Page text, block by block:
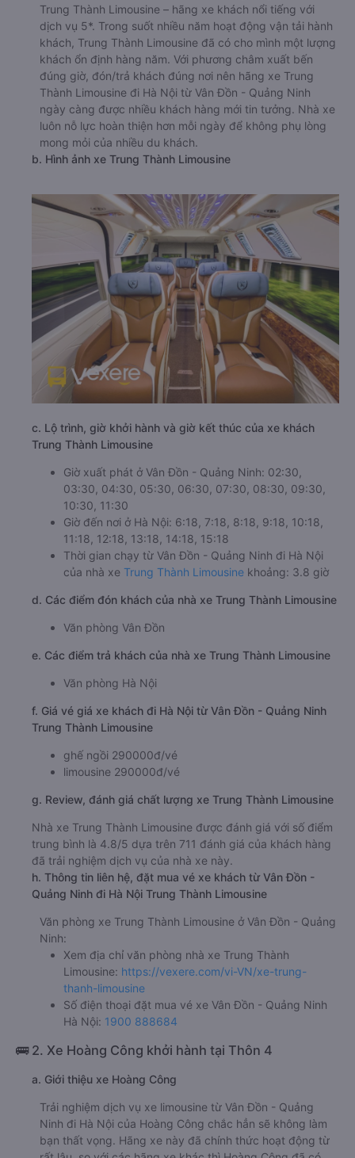
Trung Thành Limousine – hãng xe khách nổi tiếng với
dịch vụ 5*. Trong suốt nhiều năm hoạt động vận tải hành
khách, Trung Thành Limousine đã có cho mình một lượng
khách ổn định hàng năm. Với phương châm xuất bến
đúng giờ, đón/trả khách đúng nơi nên hãng xe Trung
Thành Limousine đi Hà Nội từ Vân Đồn - Quảng Ninh
ngày càng được nhiều khách hàng mới tin tưởng. Nhà xe
luôn nỗ lực hoàn thiện hơn mỗi ngày để không phụ lòng
mong mỏi của nhiều du khách.
b. Hình ảnh xe Trung Thành Limousine
c. Lộ trình, giờ khởi hành và giờ kết thúc của xe khách
Trung Thành Limousine
Giờ xuất phát ở Vân Đồn - Quảng Ninh: 02:30,
03:30, 04:30, 05:30, 06:30, 07:30, 08:30, 09:30,
10:30, 11:30
Giờ đến nơi ở Hà Nội: 6:18, 7:18, 8:18, 9:18, 10:18,
11:18, 12:18, 13:18, 14:18, 15:18
Thời gian chạy từ Vân Đồn - Quảng Ninh đi Hà Nội
của nhà xe Trung Thành Limousine khoảng: 3.8 giờ
d. Các điểm đón khách của nhà xe Trung Thành Limousine
Văn phòng Vân Đồn
e. Các điểm trả khách của nhà xe Trung Thành Limousine
Văn phòng Hà Nội
f. Giá vé giá xe khách đi Hà Nội từ Vân Đồn - Quảng Ninh
Trung Thành Limousine
ghế ngồi 290000đ/vé
limousine 290000đ/vé
g. Review, đánh giá chất lượng xe Trung Thành Limousine
Nhà xe Trung Thành Limousine được đánh giá với số điểm
trung bình là 4.8/5 dựa trên 711 đánh giá của khách hàng
đã trải nghiệm dịch vụ của nhà xe này.
h. Thông tin liên hệ, đặt mua vé xe khách từ Vân Đồn -
Quảng Ninh đi Hà Nội Trung Thành Limousine
Văn phòng xe Trung Thành Limousine ở Vân Đồn - Quảng
Ninh:
Xem địa chỉ văn phòng nhà xe Trung Thành
Limousine: https://vexere.com/vi-VN/xe-trung-
thanh-limousine
Số điện thoại đặt mua vé xe Vân Đồn - Quảng Ninh
Hà Nội: 1900 888684
🚌 2. Xe Hoàng Công khởi hành tại Thôn 4
a. Giới thiệu xe Hoàng Công
Trải nghiệm dịch vụ xe limousine từ Vân Đồn - Quảng
Ninh đi Hà Nội của Hoàng Công chắc hẳn sẽ không làm
bạn thất vọng. Hãng xe này đã chính thức hoạt động từ